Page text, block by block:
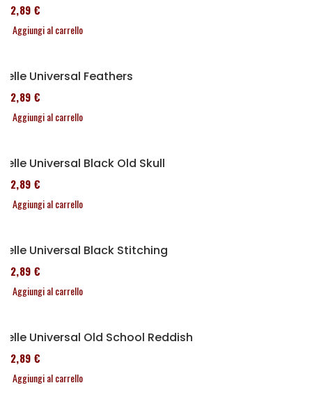
152,89 €
Aggiungi al carrello
Selle Universal Feathers
152,89 €
Aggiungi al carrello
Selle Universal Black Old Skull
152,89 €
Aggiungi al carrello
Selle Universal Black Stitching
152,89 €
Aggiungi al carrello
Selle Universal Old School Reddish
152,89 €
Aggiungi al carrello